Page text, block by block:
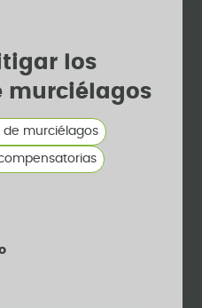
los
murciélagos
de murciélagos